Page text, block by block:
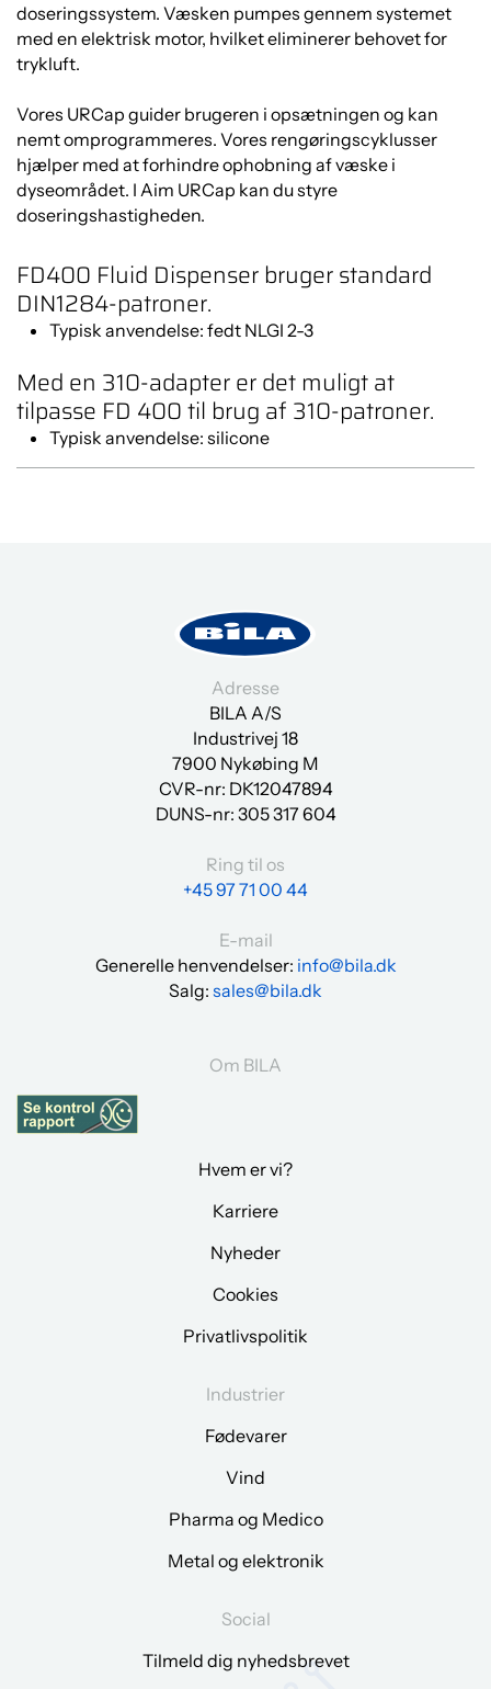
doseringssystem. Væsken pumpes gennem systemet
med en elektrisk motor, hvilket eliminerer behovet for
trykluft.
Vores URCap guider brugeren i opsætningen og kan
nemt omprogrammeres. Vores rengøringscyklusser
hjælper med at forhindre ophobning af væske i
dyseområdet. I Aim URCap kan du styre
doseringshastigheden.
FD400 Fluid Dispenser bruger standard
DIN1284-patroner.
Typisk anvendelse: fedt NLGI 2-3
Med en 310-adapter er det muligt at
tilpasse FD 400 til brug af 310-patroner.
Typisk anvendelse: silicone
Adresse
BILA A/S
Industrivej 18
7900 Nykøbing M
CVR-nr: DK12047894
DUNS-nr: 305 317 604
Ring til os
+45 97 71 00 44
E-mail
Generelle henvendelser: info@bila.dk
Salg: sales@bila.dk
Om BILA
Hvem er vi?
Karriere
Nyheder
Cookies
Privatlivspolitik
Industrier
Fødevarer
Vind
Pharma og Medico
Metal og elektronik
Social
Tilmeld dig nyhedsbrevet